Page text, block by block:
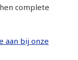
complete
aan bij onze